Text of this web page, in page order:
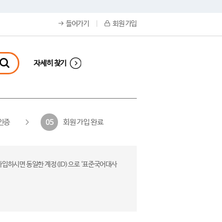
들어가기 회원 가입
자세히 찾기
증 05 회원 가입 완료
하시면 동일한 계정(ID)으로 ‘표준국어대사